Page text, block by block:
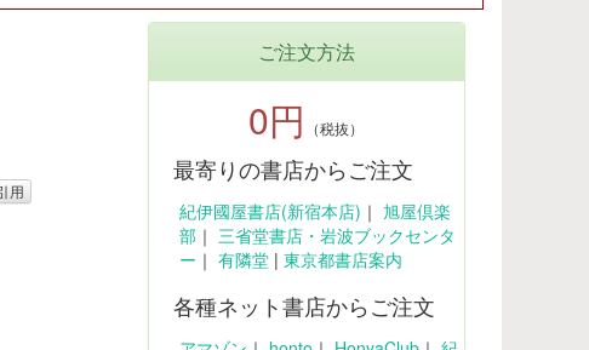
用
ご注文方法
0円 （税抜）
最寄りの書店からご注文
紀伊國屋書店(新宿本店) ｜ 旭屋倶楽
部｜ 三省堂書店・岩波ブックセンタ
ー ｜ 有隣堂| 東京都書店案内
各種ネット書店からご注文